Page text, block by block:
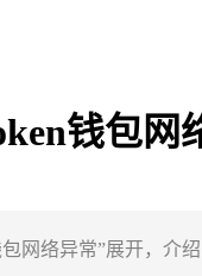
钱包网
网络异常”展开，